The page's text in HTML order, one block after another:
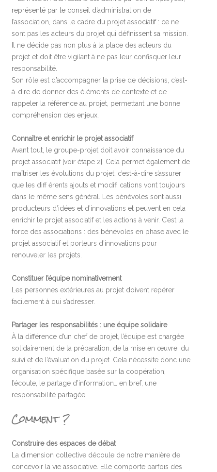
représenté par le conseil d’administration de
l’association, dans le cadre du projet associatif : ce ne
sont pas les acteurs du projet qui définissent sa mission.
Il ne décide pas non plus à la place des acteurs du
projet et doit être vigilant à ne pas leur confisquer leur
responsabilité.
Son rôle est d’accompagner la prise de décisions, c’est-
à-dire de donner des éléments de contexte et de
rappeler la référence au projet, permettant une bonne
compréhension des enjeux.
Connaître et enrichir le projet associatif
Avant tout, le groupe-projet doit avoir connaissance du
projet associatif [voir étape 2]. Cela permet également de
maîtriser les évolutions du projet, c’est-à-dire s’assurer
que les diff érents ajouts et modifi cations vont toujours
dans le même sens général. Les bénévoles sont aussi
producteurs d’idées et d’innovations et peuvent en cela
enrichir le projet associatif et les actions à venir. C’est la
force des associations : des bénévoles en phase avec le
projet associatif et porteurs d’innovations pour
renouveler les projets.
Constituer l’équipe nominativement
Les personnes extérieures au projet doivent repérer
facilement à qui s’adresser.
Partager les responsabilités : une équipe solidaire
À la différence d’un chef de projet, l’équipe est chargée
solidairement de la préparation, de la mise en œuvre, du
suivi et de l’évaluation du projet. Cela nécessite donc une
organisation spécifique basée sur la coopération,
l’écoute, le partage d’information… en bref, une
responsabilité partagée.
Comment ?
Construire des espaces de débat
La dimension collective découle de notre manière de
concevoir la vie associative. Elle comporte parfois des